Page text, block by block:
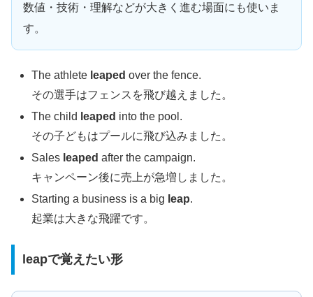
数値・技術・理解などが大きく進む場面にも使いま
す。
The athlete leaped over the fence.
その選手はフェンスを飛び越えました。
The child leaped into the pool.
その子どもはプールに飛び込みました。
Sales leaped after the campaign.
キャンペーン後に売上が急増しました。
Starting a business is a big leap.
起業は大きな飛躍です。
leapで覚えたい形